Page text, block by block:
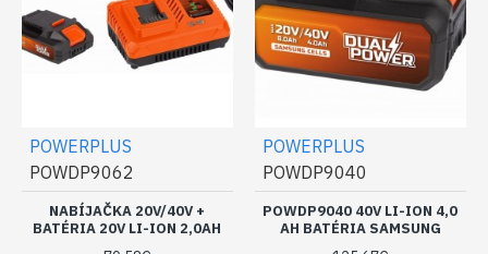
POWERPLUS
POWDP9062
NABÍJAČKA 20V/40V +
BATÉRIA 20V LI-ION 2,0AH
POWERPLUS
POWDP9040
POWDP9040 40V LI-ION 4,0
AH BATÉRIA SAMSUNG